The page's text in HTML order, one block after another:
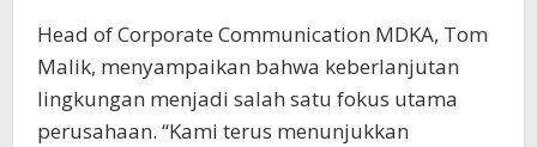
Head of Corporate Communication MDKA, Tom
Malik, menyampaikan bahwa keberlanjutan
lingkungan menjadi salah satu fokus utama
perusahaan. “Kami terus menunjukkan